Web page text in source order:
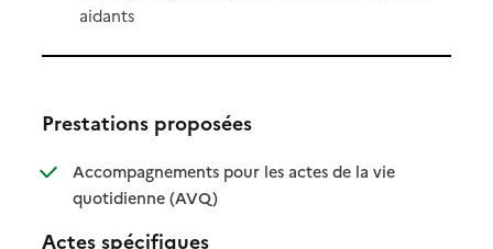
aidants
Prestations proposées
Accompagnements pour les actes de la vie
quotidienne (AVQ): disponible
: non disponible
Actes spécifiques